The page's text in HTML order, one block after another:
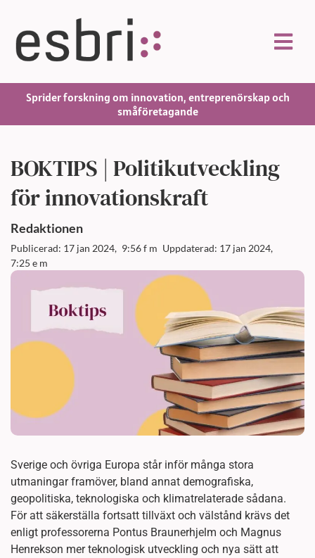
Sprider forskning om innovation, entreprenörskap och
småföretagande
BOKTIPS | Politikutveckling
för innovationskraft
Redaktionen
Publicerad: 17 jan 2024, 9:56 f m Uppdaterad: 17 jan 2024,
7:25 e m
Sverige och övriga Europa står inför många stora
utmaningar framöver, bland annat demografiska,
geopolitiska, teknologiska och klimatrelaterade sådana.
För att säkerställa fortsatt tillväxt och välstånd krävs det
enligt professorerna Pontus Braunerhjelm och Magnus
Henrekson mer teknologisk utveckling och nya sätt att